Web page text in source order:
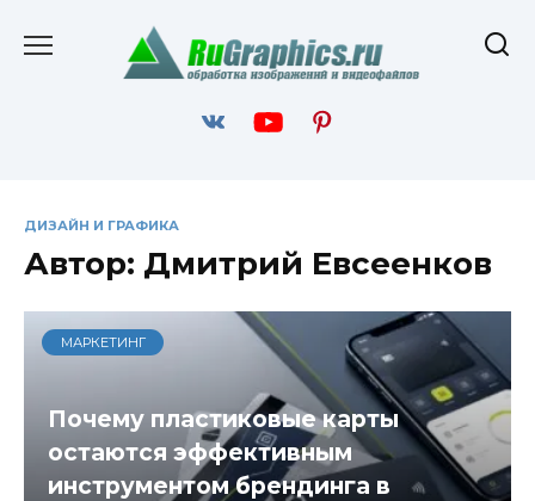
содержанию
ДИЗАЙН И ГРАФИКА
Автор: Дмитрий Евсеенков
МАРКЕТИНГ
Почему пластиковые карты
остаются эффективным
инструментом брендинга в